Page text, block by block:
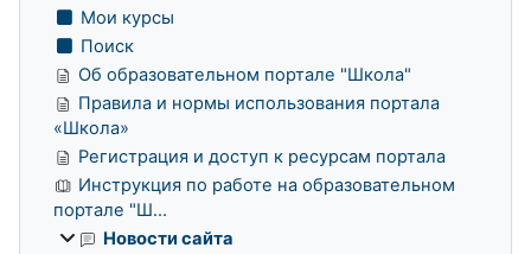
Мои курсы
Поиск
Об образовательном портале "Школа"
Правила и нормы использования портала
«Школа»
Регистрация и доступ к ресурсам портала
Инструкция по работе на образовательном
портале "Ш...
Новости сайта